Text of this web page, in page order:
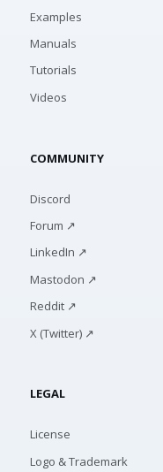
Examples
Manuals
Tutorials
Videos
COMMUNITY
Discord
Forum ↗
LinkedIn ↗
Mastodon ↗
Reddit ↗
X (Twitter) ↗
LEGAL
License
Logo & Trademark